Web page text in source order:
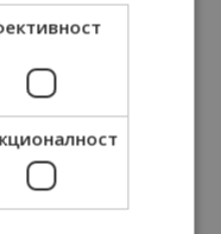
Перник – град на
и вдъхновяващите...